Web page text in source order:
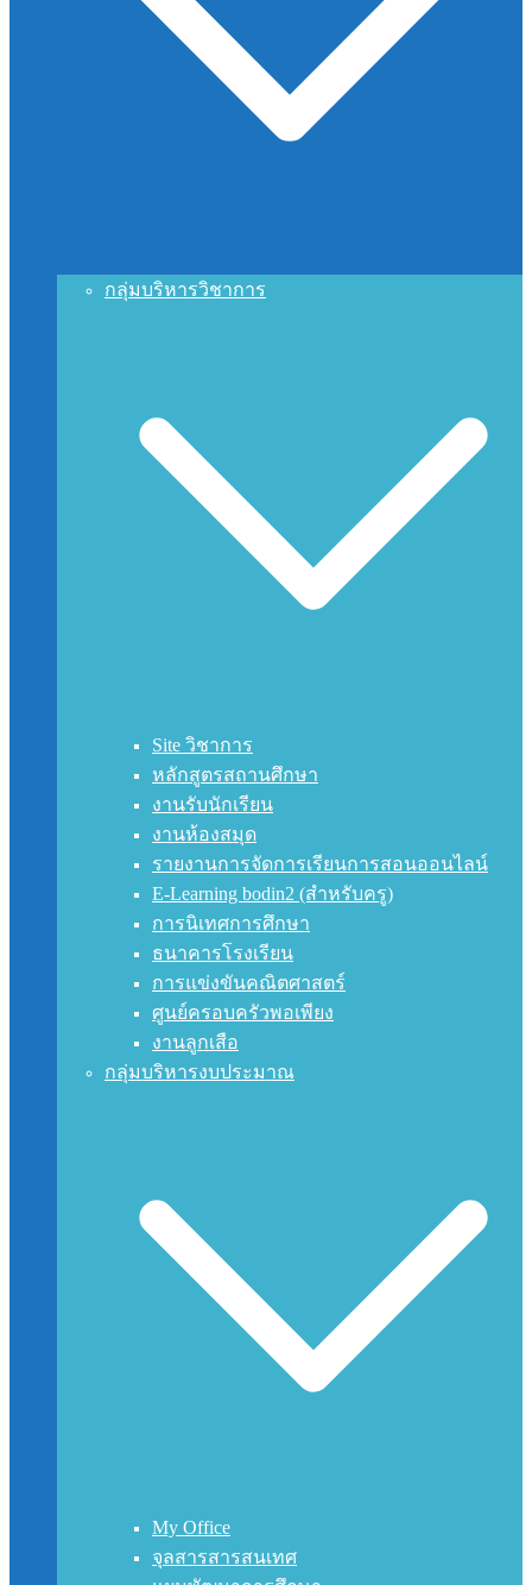
กลุ่มบริหารวิชาการ
Site วิชาการ
หลักสูตรสถานศึกษา
งานรับนักเรียน
งานห้องสมุด
รายงานการจัดการเรียนการสอนออนไลน์
E-Learning bodin2 (สำหรับครู)
การนิเทศการศึกษา
ธนาคารโรงเรียน
การแข่งขันคณิตศาสตร์
ศูนย์ครอบครัวพอเพียง
งานลูกเสือ
กลุ่มบริหารงบประมาณ
My Office
จุลสารสารสนเทศ